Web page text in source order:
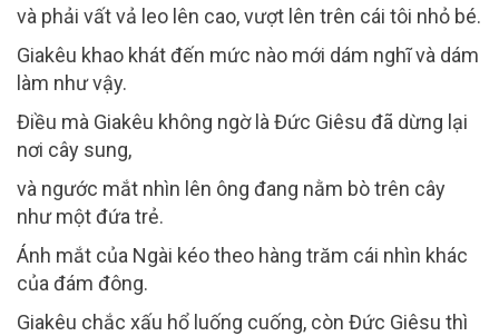
và phải vất vả leo lên cao, vượt lên trên cái tôi nhỏ bé.
Giakêu khao khát đến mức nào mới dám nghĩ và dám
làm như vậy.
Điều mà Giakêu không ngờ là Đức Giêsu đã dừng lại
nơi cây sung,
và ngước mắt nhìn lên ông đang nằm bò trên cây
như một đứa trẻ.
Ánh mắt của Ngài kéo theo hàng trăm cái nhìn khác
của đám đông.
Giakêu chắc xấu hổ luống cuống, còn Đức Giêsu thì